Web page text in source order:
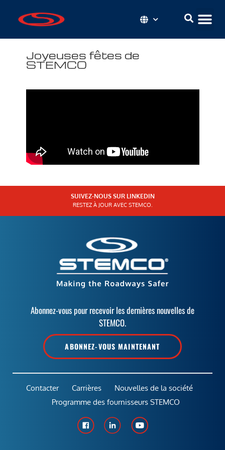
Joyeuses fêtes de
STEMCO
SUIVEZ-NOUS SUR LINKEDIN
RESTEZ À JOUR AVEC STEMCO.
Abonnez-vous pour recevoir les dernières nouvelles de
STEMCO.
ABONNEZ-VOUS MAINTENANT
Contacter Carrières
Nouvelles de la société
Programme des fournisseurs STEMCO